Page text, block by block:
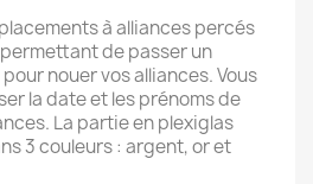
à alliances percés
de passer un
pour nouer vos alliances. Vous
la date et les prénoms de
La partie en plexiglas
3 couleurs : argent, or et